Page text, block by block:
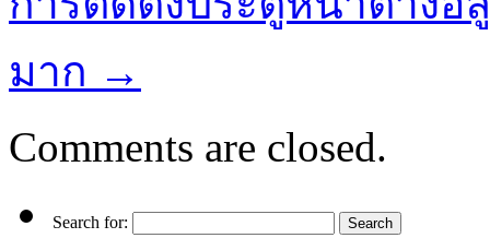
มาก →
Comments are closed.
Search for: